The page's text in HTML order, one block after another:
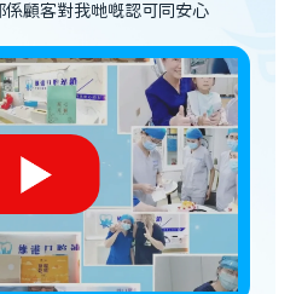
係顧客對我哋嘅認可同安心